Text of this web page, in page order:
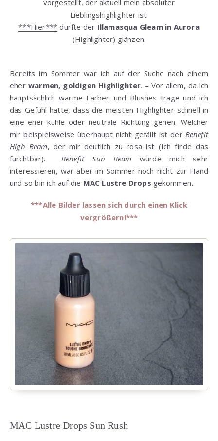
vorgestellt, der aktuell mein absoluter
Lieblingshighlighter ist.
***Hier*** durfte der Illamasqua Gleam in Aurora
(Highlighter) glänzen.
Bereits im Sommer war ich auf der Suche nach einem
eherwarmen, goldigen Highlighter. – Vor allem, da ich
hauptsächlich warme Farben und Blushes trage und ich
das Gefühl hatte, dass die meisten Highlighter schnell in
eine eher kühle oder neutrale Richtung gehen. Welcher
mir beispielsweise überhaupt nicht gefällt ist der Benefit
High Beam, der mir deutlich zu rosa ist (Ich finde das
furchtbar).
Benefit Sun Beam würde mich sehr
interessieren, war aber im Sommer noch nicht zur Hand
und so bin ich auf die MAC Lustre Drops gekommen.
***Alle Bilder lassen sich durch einen Klick
vergrößern!***
MAC Lustre Drops Sun Rush